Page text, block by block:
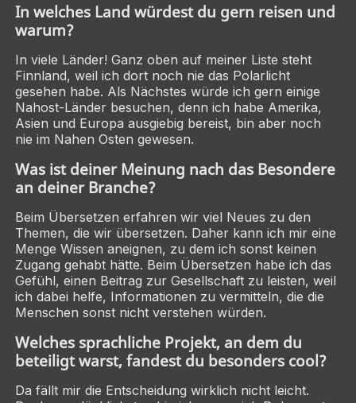
In welches Land würdest du gern reisen und
warum?
In viele Länder! Ganz oben auf meiner Liste steht
Finnland, weil ich dort noch nie das Polarlicht
gesehen habe. Als Nächstes würde ich gern einige
Nahost-Länder besuchen, denn ich habe Amerika,
Asien und Europa ausgiebig bereist, bin aber noch
nie im Nahen Osten gewesen.
Was ist deiner Meinung nach das Besondere
an deiner Branche?
Beim Übersetzen erfahren wir viel Neues zu den
Themen, die wir übersetzen. Daher kann ich mir eine
Menge Wissen aneignen, zu dem ich sonst keinen
Zugang gehabt hätte. Beim Übersetzen habe ich das
Gefühl, einen Beitrag zur Gesellschaft zu leisten, weil
ich dabei helfe, Informationen zu vermitteln, die die
Menschen sonst nicht verstehen würden.
Welches sprachliche Projekt, an dem du
beteiligt warst, fandest du besonders cool?
Da fällt mir die Entscheidung wirklich nicht leicht.